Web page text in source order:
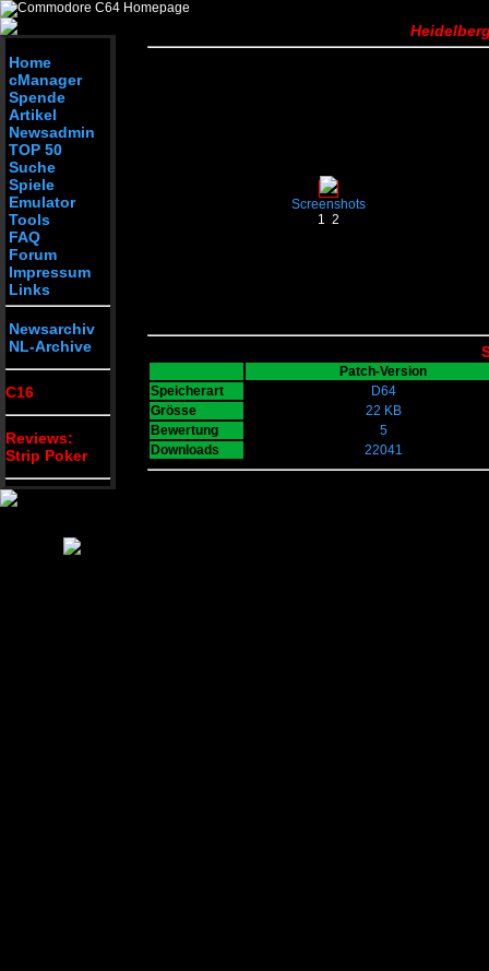
Home
cManager
Spende
Artikel
Newsadmin
TOP 50
Suche
Spiele
Emulator
Tools
FAQ
Forum
Impressum
Links
Newsarchiv
NL-Archive
C16
Reviews:
Strip Poker
Screenshots
1 2
Patch-Version
Speicherart
D64
Grösse
22 KB
Bewertung
5
Downloads
22041